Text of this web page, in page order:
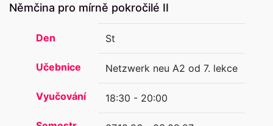
Němčina pro mírně pokročilé II
Den
Učebnice
Vyučování
St
Netzwerk neu A2 od 7. lekce
18:30 - 20:00